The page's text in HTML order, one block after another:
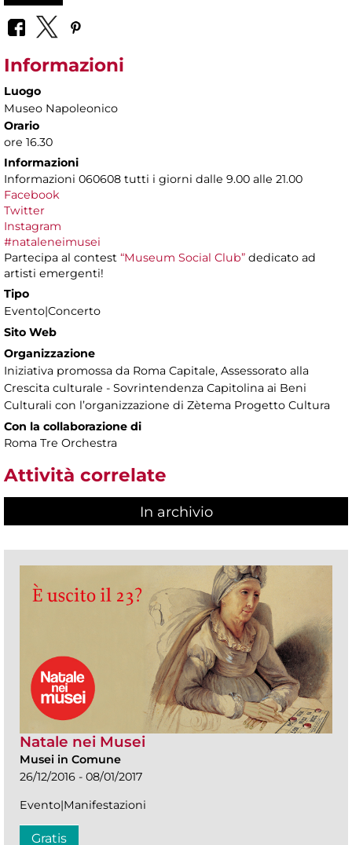
Informazioni
Luogo
Museo Napoleonico
Orario
ore 16.30
Informazioni
Informazioni 060608 tutti i giorni dalle 9.00 alle 21.00
Facebook
Twitter
Instagram
#nataleneimusei
Partecipa al contest “Museum Social Club” dedicato ad
artisti emergenti!
Tipo
Evento|Concerto
Sito Web
Organizzazione
Iniziativa promossa da Roma Capitale, Assessorato alla
Crescita culturale - Sovrintendenza Capitolina ai Beni
Culturali con l’organizzazione di Zètema Progetto Cultura
Con la collaborazione di
Roma Tre Orchestra
Attività correlate
In archivio
Natale nei Musei
Musei in Comune
26/12/2016 - 08/01/2017
Evento|Manifestazioni
Gratis